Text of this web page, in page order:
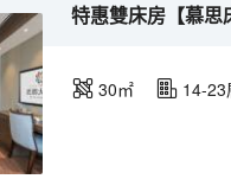
特惠雙床房【慕思
30㎡ 14-23